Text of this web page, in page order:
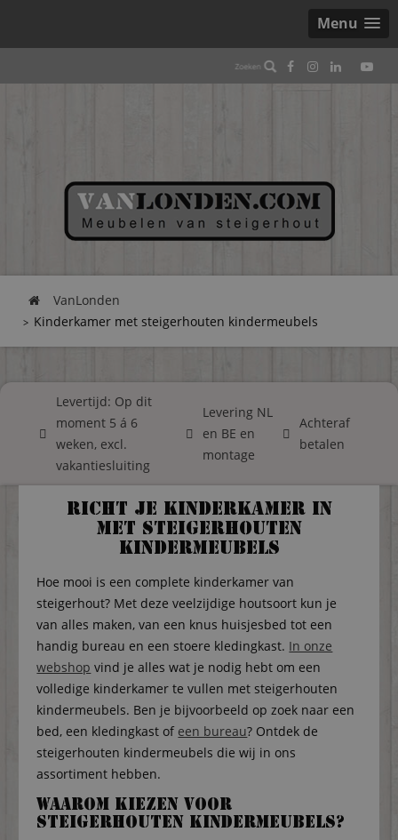
Menu
VanLonden
Kinderkamer met steigerhouten kindermeubels
Levertijd: Op dit
moment 5 á 6
weken, excl.
vakantiesluiting
Levering NL
en BE en
montage
Achteraf
betalen
Richt je kinderkamer in
met steigerhouten
kindermeubels
Hoe mooi is een complete kinderkamer van
steigerhout? Met deze veelzijdige houtsoort kun je
van alles maken, van een knus huisjesbed tot een
handig bureau en een stoere kledingkast. In onze
webshop vind je alles wat je nodig hebt om een
volledige kinderkamer te vullen met steigerhouten
kindermeubels. Ben je bijvoorbeeld op zoek naar een
bed, een kledingkast of een bureau? Ontdek de
steigerhouten kindermeubels die wij in ons
assortiment hebben.
Waarom kiezen voor
steigerhouten kindermeubels?